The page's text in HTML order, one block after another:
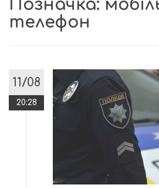
Позначка:
телефон
11/08
20:28